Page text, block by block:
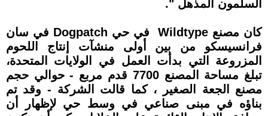
السلمون المذهل ".
كان مصنع Wildtype في حي Dogpatch في سان
فرانسيسكو من بين أولى منشآت إنتاج اللحوم
المزروعة التي بدأت العمل في الولايات المتحدة،
تبلغ مساحة المصنع 7700 قدم مربع - حوالي حجم
مصنع الجعة الصغير ، كما قالت الشركة - وقد تم
بناؤه في مبنى صناعي في وسط حي لإظهار أن